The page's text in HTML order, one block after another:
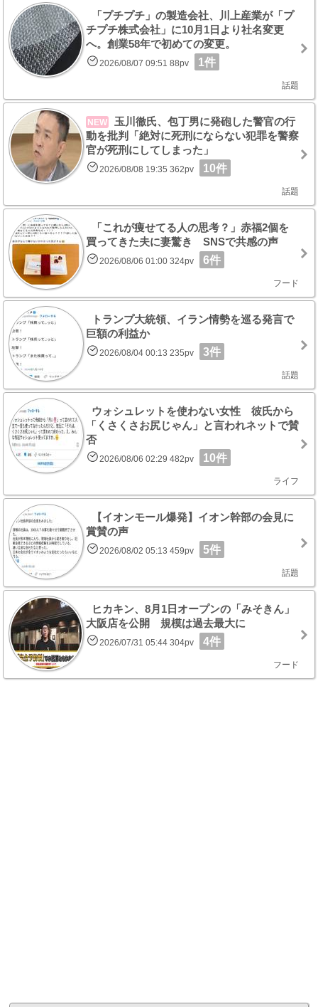
「プチプチ」の製造会社、川上産業が「プ
チプチ株式会社」に10月1日より社名変更
へ。創業58年で初めての変更。
2026/08/07 09:51 88pv 1件
話題
NEW
玉川徹氏、包丁男に発砲した警官の行
動を批判「絶対に死刑にならない犯罪を警察
官が死刑にしてしまった」
2026/08/08 19:35 362pv 10件
話題
「これが痩せてる人の思考？」赤福2個を
買ってきた夫に妻驚き SNSで共感の声
2026/08/06 01:00 324pv 6件
フード
トランプ大統領、イラン情勢を巡る発言で
巨額の利益か
2026/08/04 00:13 235pv 3件
話題
ウォシュレットを使わない女性 彼氏から
「くさくさお尻じゃん」と言われネットで賛
否
2026/08/06 02:29 482pv 10件
ライフ
【イオンモール爆発】イオン幹部の会見に
賞賛の声
2026/08/02 05:13 459pv 5件
話題
ヒカキン、8月1日オープンの「みそきん」
大阪店を公開 規模は過去最大に
2026/07/31 05:44 304pv 4件
フード